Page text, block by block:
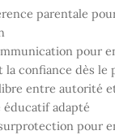
parentale
pour
la confiance dès le
entre autorité
adapté
pour